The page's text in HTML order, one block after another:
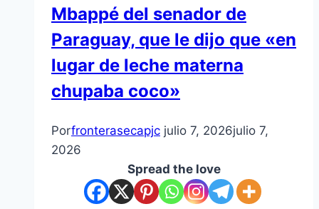
Mbappé del senador de
Paraguay, que le dijo que «en
lugar de leche materna
chupaba coco»
Porfronterasecapjc julio 7, 2026julio 7,
2026
Spread the love